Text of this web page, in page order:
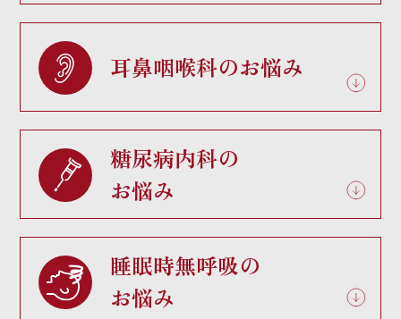
耳鼻咽喉科のお悩み
糖尿病内科の
お悩み
睡眠時無呼吸の
お悩み